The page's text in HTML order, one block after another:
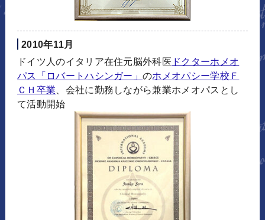
2010年11月
ドイツ人のイタリア在住元脳外科医 ドクターホメオ
パス「ロバートハシンガー」のホメオパシー学校Ｆ
ＣＨ卒業 、会社に勤務しながら兼業ホメオパスとし
て活動開始